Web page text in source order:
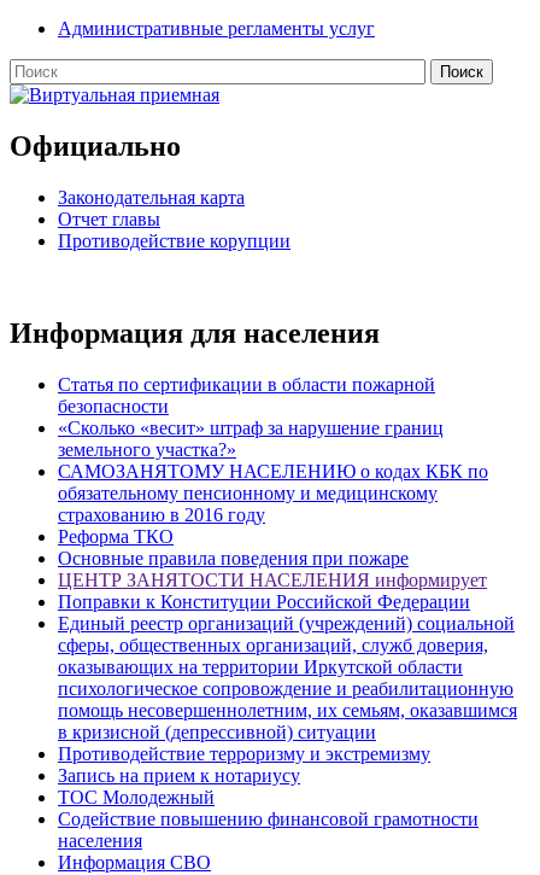
Административные регламенты услуг
Официально
Законодательная карта
Отчет главы
Противодействие корупции
Информация для населения
Статья по сертификации в области пожарной
безопасности
«Сколько «весит» штраф за нарушение границ
земельного участка?»
САМОЗАНЯТОМУ НАСЕЛЕНИЮ о кодах КБК по
обязательному пенсионному и медицинскому
страхованию в 2016 году
Реформа ТКО
Основные правила поведения при пожаре
ЦЕНТР ЗАНЯТОСТИ НАСЕЛЕНИЯ информирует
Поправки к Конституции Российской Федерации
Единый реестр организаций (учреждений) социальной
сферы, общественных организаций, служб доверия,
оказывающих на территории Иркутской области
психологическое сопровождение и реабилитационную
помощь несовершеннолетним, их семьям, оказавшимся
в кризисной (депрессивной) ситуации
Противодействие терроризму и экстремизму
Запись на прием к нотариусу
ТОС Молодежный
Содействие повышению финансовой грамотности
населения
Информация СВО